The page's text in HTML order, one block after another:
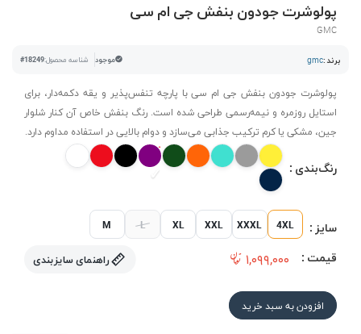
پولوشرت جودون بنفش جی ام سی
GMC
برند :gmc موجود شناسه محصول:#18249
پولوشرت جودون بنفش جی ام سی با پارچه تنفس‌پذیر و یقه دکمه‌دار، برای
استایل روزمره و نیمه‌رسمی طراحی شده است. رنگ بنفش خاص آن کنار شلوار
جین، مشکی یا کرم ترکیب جذابی می‌سازد و دوام بالایی در استفاده مداوم دارد.
رنگ‌بندی :
سایز : M L XL XXL XXXL 4XL
قیمت : ۱,۰۹۹,۰۰۰ راهنمای سایزبندی
افزودن به سبد خرید